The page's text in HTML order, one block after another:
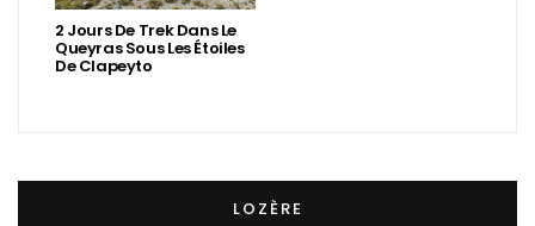
2 Jours De Trek Dans Le
Queyras Sous Les Étoiles
De Clapeyto
LOZÈRE